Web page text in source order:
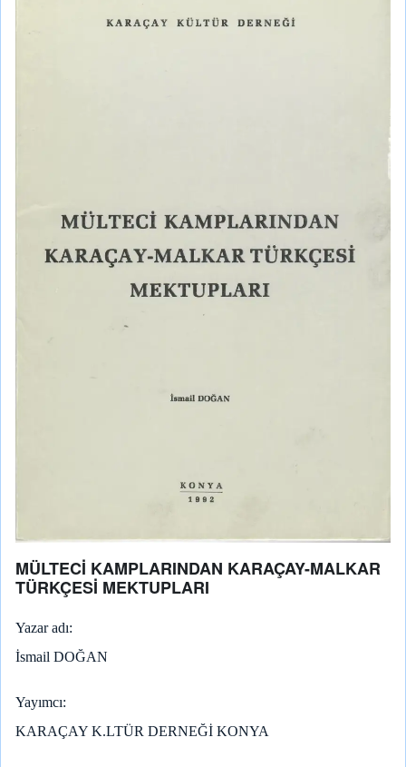
MÜLTECİ KAMPLARINDAN KARAÇAY-MALKAR
TÜRKÇESİ MEKTUPLARI
Yazar adı
İsmail DOĞAN
Yayımcı
KARAÇAY K.LTÜR DERNEĞİ KONYA